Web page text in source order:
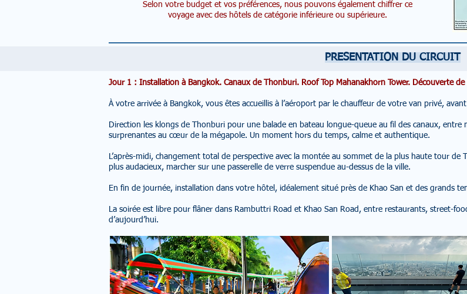
Selon votre budget et vos préférences, nous pouvons également chiffrer ce
voyage avec des hôtels de catégorie inférieure ou supérieure.
PRESENTATION DU CIRCUIT
Jour 1 : Installation à Bangkok. Canaux de Thonburi. Roof Top Mahanakhorn Tower. Découverte
À votre arrivée à Bangkok, vous êtes accueillis à l’aéroport par le chauffeur de votre van privé,
Direction les klongs de Thonburi pour une balade en bateau longue-queue au fil des canaux, entre
surprenantes au cœur de la mégapole. Un moment hors du temps, calme et authentique.
L’après-midi, changement total de perspective avec la montée au sommet de la plus haute tour
plus audacieux, marcher sur une passerelle de verre suspendue au-dessus de la ville.
En fin de journée, installation dans votre hôtel, idéalement situé près de Khao San et des grands
La soirée est libre pour flâner dans Rambuttri Road et Khao San Road, entre restaurants, street-
d’aujourd’hui.